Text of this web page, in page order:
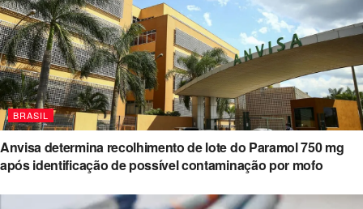
BRASIL
Anvisa determina recolhimento de lote do Paramol 750 mg
após identificação de possível contaminação por mofo